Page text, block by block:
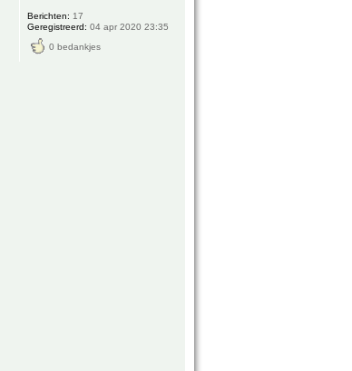
Berichten: 17
Geregistreerd: 04 apr 2020 23:35
0 bedankjes